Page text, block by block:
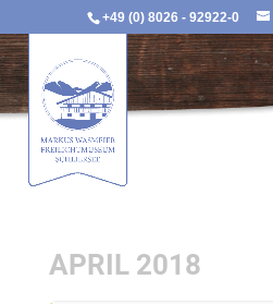
+49 (0) 8026 - 92922-0
APRIL 2018